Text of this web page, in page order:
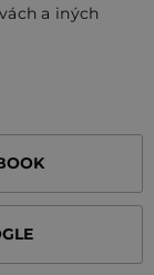
a iných